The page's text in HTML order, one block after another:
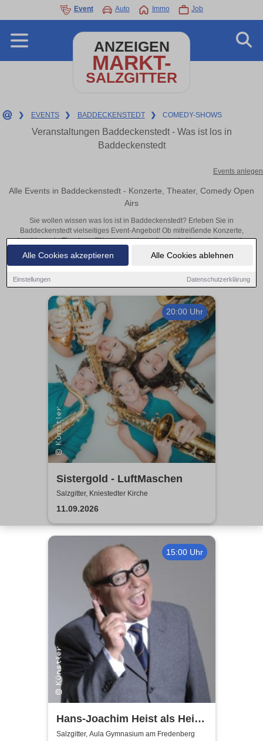
Alle Cookies akzeptieren Alle Cookies ablehnen
Einstellungen Datenschutzerklärung
Event Auto Immo Job
ANZEIGEN
MARKT-
SALZGITTER
❯ EVENTS ❯ BADDECKENSTEDT ❯ COMEDY-SHOWS
Veranstaltungen Baddeckenstedt - Was ist los in
Baddeckenstedt
Events anlegen
Alle Events in Baddeckenstedt - Konzerte, Theater, Comedy Open
Airs
Sie wollen wissen was los ist in Baddeckenstedt? Erleben Sie in
Baddeckenstedt vielseitiges Event-Angebot! Ob mitreißende Konzerte,
inspirierende Theateraufführungen oder aufregende Veranstaltungen in
Baddeckenstedt – hier finden alles im Überblick und Tickets.
20:00 Uhr
Sistergold - LuftMaschen
Salzgitter, Kniestedter Kirche
11.09.2026
15:00 Uhr
Hans-Joachim Heist als Heinz
Erhard - Noch'n Gedicht
Salzgitter, Aula Gymnasium am Fredenberg